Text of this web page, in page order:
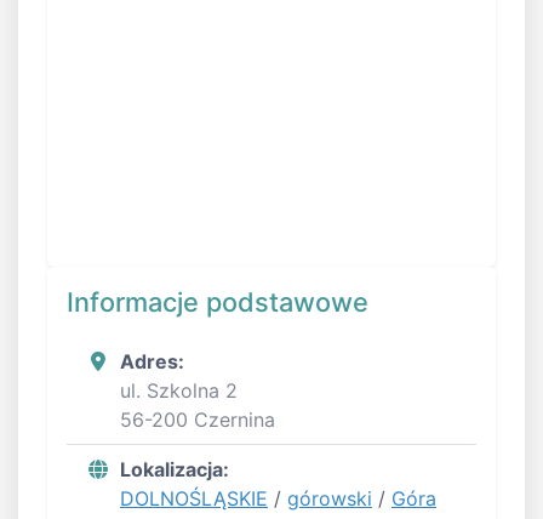
Informacje podstawowe
Adres:
ul. Szkolna 2
56-200 Czernina
Lokalizacja:
DOLNOŚLĄSKIE / górowski / Góra